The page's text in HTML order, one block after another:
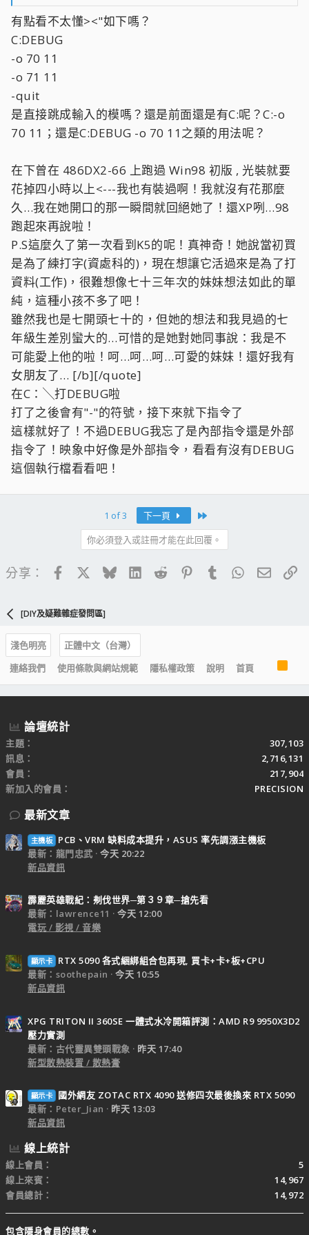
Debug
-o 70 11
-o 71 11
大概就是這樣 !
在下曾用這一招解開十多台被加密的主機 , 成必v是 100% , 但是
K5 主機倒是沒用
過 ! 也不知道行不行 , 勸您要解之前要有壯士斷腕的決心....
還有 , 不管是哪種形式的 USB 2.0 介面卡 , 只要是 PCI 的 , 用在
有 PCI Slot 上一定都能跑
USB 2.0 ! 就算是 Riad 卡也一樣 , 因為開機是由 Raid 卡開機 (
記得 BIOS 中要將 IDE 給
Disable -- 有接 CD-ROM 的 Enable 無妨 ) !
WinXP 是可以裝.... 在下曾在 486DX2-66 上跑過 Win98 初版 ,
光裝就要花掉四小時以上
, 就看您有沒有這個耐性了 ! 若是主機記憶體不足 128MB 的話
WinXP 應該是不給裝的 ! 可
以去找找看這一方面的訊息秀給她看 , 這樣應該就會讓她打退堂
鼓了吧 ? :QQQ:
有點看不太懂><"如下嗎？
C:DEBUG
-o 70 11
-o 71 11
-quit
是直接跳成輸入的模嗎？還是前面還是有C:呢？C:-o
70 11；還是C:DEBUG -o 70 11之類的用法呢？
在下曾在 486DX2-66 上跑過 Win98 初版 , 光裝就要
花掉四小時以上<---我也有裝過啊！我就沒有花那麼
久…我在她開口的那一瞬間就回絕她了！還XP咧…98
跑起來再說啦！
P.S這麼久了第一次看到K5的呢！真神奇！她說當初買
是為了練打字(資處科的)，現在想讓它活過來是為了打
資料(工作)，很難想像七十三年次的妹妹想法如此的單
純，這種小孩不多了吧！
雖然我也是七開頭七十的，但她的想法和我見過的七
年級生差別蠻大的…可惜的是她對她同事說：我是不
可能愛上他的啦！呵…呵…呵…可愛的妹妹！還好我有
女朋友了… [/b][/quote]
在C：╲打DEBUG啦
打了之後會有"-"的符號，接下來就下指令了
這樣就好了！不過DEBUG我忘了是內部指令還是外部
指令了！映象中好像是外部指令，看看有沒有DEBUG
這個執行檔看看吧！
1 of 3 下一頁
你必須登入或註冊才能在此回覆。
分享： FacebookBlueskyLinkedIn
Reddit PinterestTumblrWhatsApp
電子
[DIY及疑難雜症發問區]
淺色明亮
正體中文（台灣）
連絡我們
使用條款與網站規範 隱私權政策 說明 首頁
S
論壇統計
主題
307,103
訊息
2,716,131
會員
217,904
新加入的會員
PRECISION
最新文章
主機板
PCB、VRM 缺料成本提升，ASUS 率先調漲主機板
最新：龍門忠武
今天 20:22
新品資訊
霹靂英雄戰紀：刜伐世界─第３９章─搶先看
最新：lawrence11
今天 12:00
電玩 / 影視 / 音樂
顯示卡
RTX 5090 各式綑綁組合包再現, 買卡+卡+板+CPU
最新：soothepain
今天 10:55
新品資訊
XPG TRITON II 360SE 一體式水冷開箱評測：AMD R9 9950X3D2
壓力實測
最新：古代靈異雙頭戰象
昨天 17:40
新型散熱裝置 / 散熱膏
顯示卡
國外網友 ZOTAC RTX 4090 送修四次最後換來 RTX 5090
最新：Peter_Jian
昨天 13:03
新品資訊
線上統計
線上會員
5
線上來賓
14,967
會員總計
14,972
包含隱身會員的總數。